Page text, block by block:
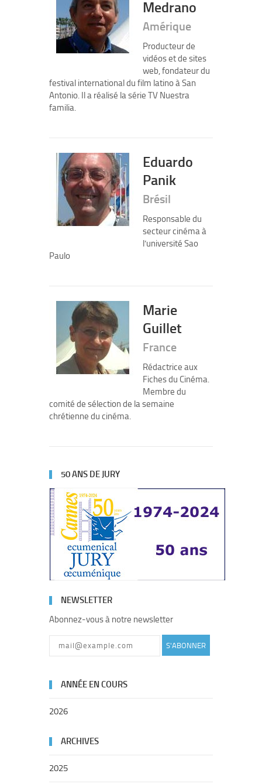
Medrano
Amérique
Producteur de
vidéos et de sites
web, fondateur du
festival international du film latino à San
Antonio. Il a réalisé la série TV Nuestra
familia.
Eduardo
Panik
Brésil
Responsable du
secteur cinéma à
l’université Sao
Paulo
Marie
Guillet
France
Rédactrice aux
Fiches du Cinéma.
Membre du
comité de sélection de la semaine
chrétienne du cinéma.
50 ANS DE JURY
NEWSLETTER
Abonnez-vous à notre newsletter
S'ABONNER
ANNÉE EN COURS
2026
ARCHIVES
2025